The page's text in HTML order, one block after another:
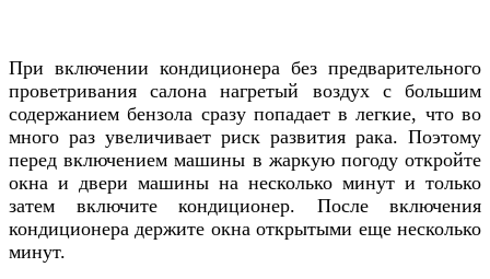
При включении кондиционера без предварительного
проветривания салона нагретый воздух с большим
содержанием бензола сразу попадает в легкие, что во
много раз увеличивает риск развития рака. Поэтому
перед включением машины в жаркую погоду откройте
окна и двери машины на несколько минут и только
затем включите кондиционер. После включения
кондиционера держите окна открытыми еще несколько
минут.